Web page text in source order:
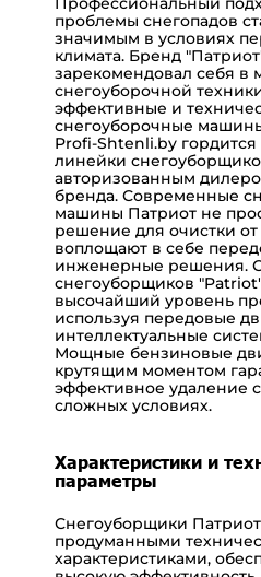
проблемы снегопадов
значимым в условиях
климата. Бренд
зарекомендовал себя в
снегоуборочной
эффективные и
снегоуборочные
Profi-Shtenli.by
линейки
авторизованным
бренда. Современные
машины Патриот не
решение для очистки от
воплощают в себе
инженерные решения.
снегоуборщиков
высочайший уровень
используя передовые
интеллектуальные
Мощные бензиновые
крутящим моментом
эффективное удаление
сложных условиях.
Характеристики и
параметры
Снегоуборщики
продуманными
характеристиками,